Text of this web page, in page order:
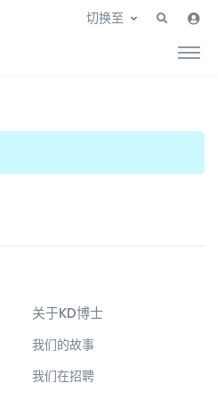
切换至
关于KD博士
我们的故事
我们在招聘